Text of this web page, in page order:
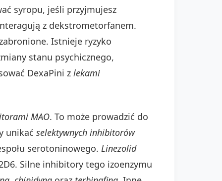
syropu, jeśli przyjmujesz
z dekstrometorfanem.
Istnieje ryzyko
stanu psychicznego,
DexaPini z lekami
MAO. To może prowadzić do
unikać selektywnych inhibitorów
serotoninowego. Linezolid
Silne inhibitory tego izoenzymu